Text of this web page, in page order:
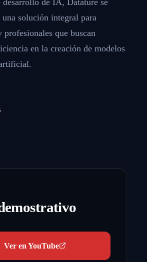
desarrollo de IA, Datature se
solución integral para
profesionales que buscan
en la creación de modelos
Ver en YouTube